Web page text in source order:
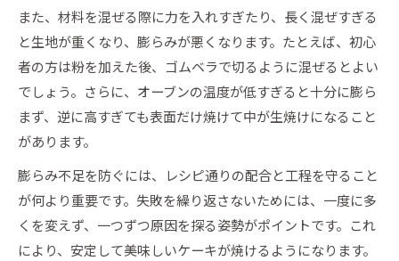
レシピ別ケーキに合うベーキングパウダーの配
合
賞味期限切れベーキングパウダーの見分け方
家庭で失敗しないケーキの焼き方とは
ケーキがふんわり焼き上がる家庭での焼き方
ベーキングパウダー活用で失敗しない焼成法
ケーキ生地の混ぜ方が膨らみに与える影響
ケーキ焼成時の温度管理と膨らみのコツ
また、材料を混ぜる際に力を入れすぎたり、長く混ぜすぎる
と生地が重くなり、膨らみが悪くなります。たとえば、初心
者の方は粉を加えた後、ゴムベラで切るように混ぜるとよい
でしょう。さらに、オーブンの温度が低すぎると十分に膨ら
まず、逆に高すぎても表面だけ焼けて中が生焼けになること
があります。
膨らみ不足を防ぐには、レシピ通りの配合と工程を守ること
が何より重要です。失敗を繰り返さないためには、一度に多
くを変えず、一つずつ原因を探る姿勢がポイントです。これ
により、安定して美味しいケーキが焼けるようになります。